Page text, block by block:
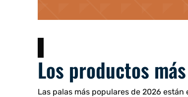
Los productos
Las palas más populares de 2026 están